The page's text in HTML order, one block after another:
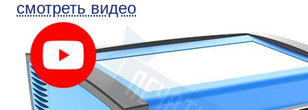
смотреть видео